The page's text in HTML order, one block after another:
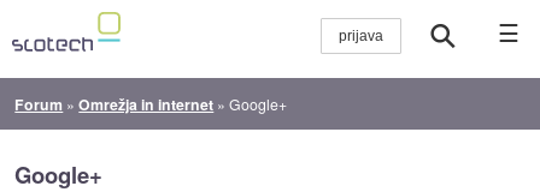
☰
Forum »Omrežja in internet »Google+
Google+